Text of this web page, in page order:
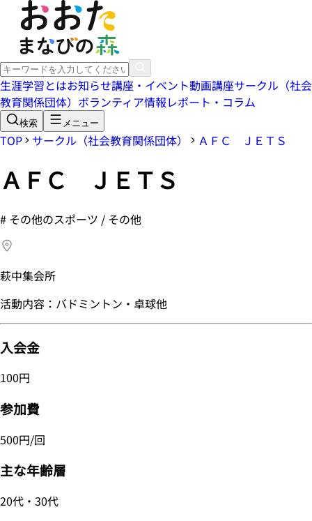
生涯学習とはお知らせ講座・イベント動画講座サークル（社会
教育関係団体） ボランティア情報レポート・コラム
検索 メニュー
TOP サークル（社会教育関係団体） ＡＦＣ ＪＥＴＳ
ＡＦＣ ＪＥＴＳ
# その他のスポーツ / その他
萩中集会所
活動内容：バドミントン・卓球他
入会金
100円
参加費
500円/回
主な年齢層
20代・30代